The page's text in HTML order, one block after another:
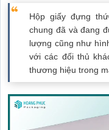
Hộp giấy đựng
chung đã và đang
lượng cũng như
với các đối thủ
thương hiệu trong